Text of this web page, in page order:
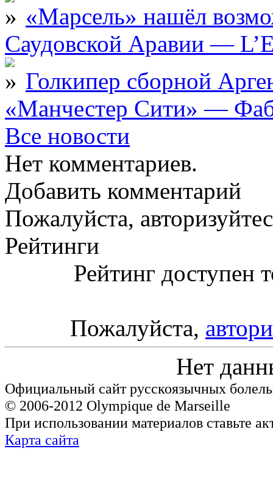
«Марсель» нашёл
Саудовской Аравии —
Голкипер сборной
«Манчестер Сити» —
Все новости
Нет комментариев.
Добавить комментарий
Пожалуйста,
Рейтинги
Рейтинг доступен
Пожалуйста,
Нет
Официальный сайт русскоязычных
© 2006-2012 Olympique de Marseille
При использовании материалов ставьте
Карта сайта